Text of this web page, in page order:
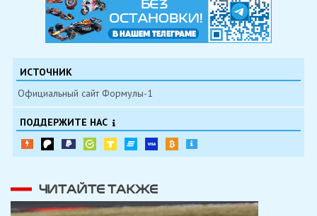
ИСТОЧНИК
Официальный сайт Формулы-1
ПОДДЕРЖИТЕ НАС
ЧИТАЙТЕ ТАКЖЕ